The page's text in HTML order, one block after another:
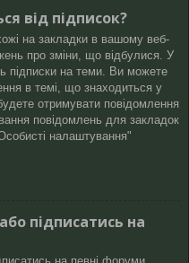
від підписок?
на закладки в вашому веб-
про зміни, що відбулися. У
підписки на теми. Ви можете
в темі, що знаходиться у
отримувати повідомлення
повідомлень для закладок
налаштування"
підписатись на